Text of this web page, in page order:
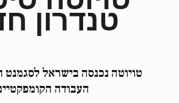
טנדרון
טויוטה נכנסה בישראל לסגמנט
העבודה